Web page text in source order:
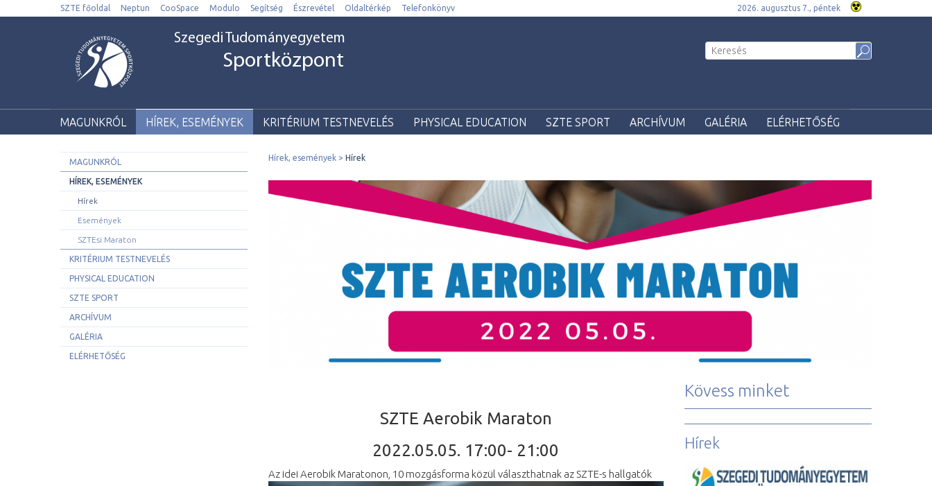
SZTE főoldal Neptun CooSpace Modulo Segítség Észrevétel Oldaltérkép Telefonkönyv 2026. augusztus 7., péntek
Szegedi Tudományegyetem
Sportközpont
MAGUNKRÓL HÍREK, ESEMÉNYEK KRITÉRIUM TESTNEVELÉS PHYSICAL EDUCATION SZTE SPORT ARCHÍVUM GALÉRIA ELÉRHETŐSÉG
MAGUNKRÓL
HÍREK, ESEMÉNYEK
Hírek
Események
SZTEsi Maraton
KRITÉRIUM TESTNEVELÉS
PHYSICAL EDUCATION
SZTE SPORT
ARCHÍVUM
GALÉRIA
ELÉRHETŐSÉG
Hírek, események Hírek
SZTE Aerobik Maraton
2022.05.05. 17:00- 21:00
Az idei Aerobik Maratonon, 10 mozgásforma közül választhatnak az SZTE-s hallgatók
Kövess minket
Hírek